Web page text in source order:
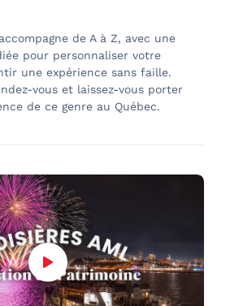
de A à Z, avec une
pour personnaliser votre
une expérience sans faille.
vous et laissez-vous porter
de ce genre au Québec.